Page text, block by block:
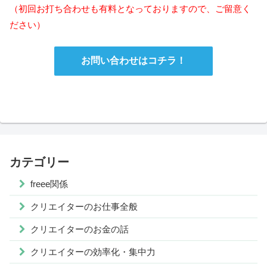
（初回お打ち合わせも有料となっておりますので、ご留意く
ださい）
お問い合わせはコチラ！
カテゴリー
freee関係
クリエイターのお仕事全般
クリエイターのお金の話
クリエイターの効率化・集中力